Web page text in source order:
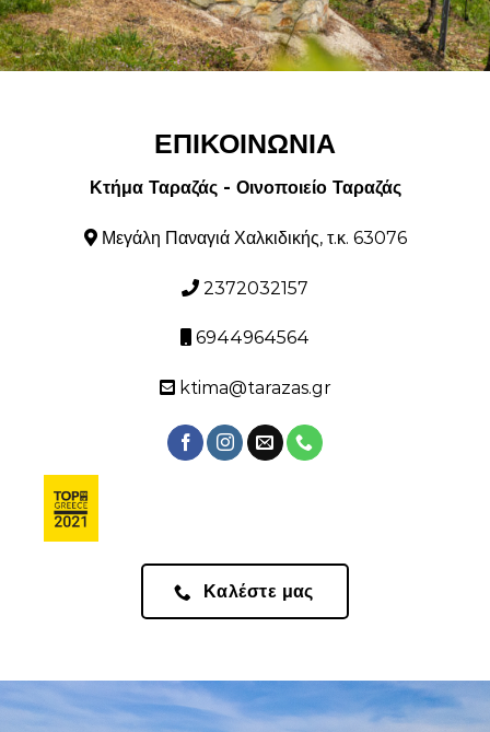
ΕΠΙΚΟΙΝΩΝΙΑ
Κτήμα Ταραζάς - Οινοποιείο Ταραζάς
Μεγάλη Παναγιά Χαλκιδικής, τ.κ. 63076
2372032157
6944964564
ktima@tarazas.gr
Καλέστε μας